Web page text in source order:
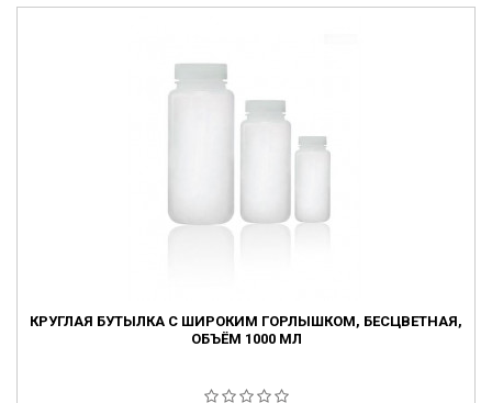
КРУГЛАЯ БУТЫЛКА С ШИРОКИМ ГОРЛЫШКОМ, БЕСЦВЕТНАЯ,
ОБЪЁМ 1000 МЛ